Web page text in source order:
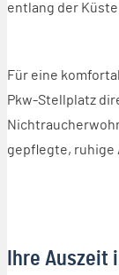
entlang der Küste
Für eine
Pkw-Stellplatz
gepflegte, ruhige
Ihre Auszeit